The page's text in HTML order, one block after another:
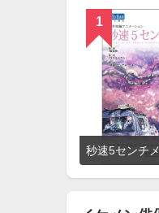
1
秒速5センチ